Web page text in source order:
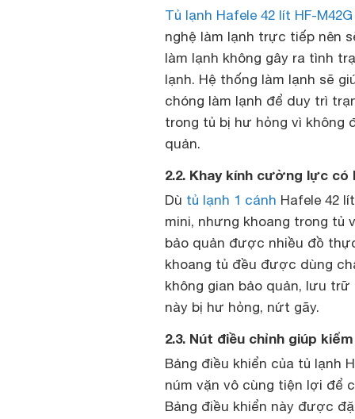
Tủ lạnh Hafele 42 lít HF-M42G
nghệ làm lạnh trực tiếp nên
làm lạnh không gây ra tình
lạnh. Hệ thống làm lạnh sẽ
chóng làm lạnh để duy trì
trong tủ bị hư hỏng vì không
quản.
2.2. Khay kính cường lực
Dù tủ lạnh 1 cánh Hafele 42
mini, nhưng khoang trong tủ
bảo quản được nhiều đồ
khoang tủ đều được dùng
không gian bảo quản, lưu
này bị hư hỏng, nứt gãy.
2.3. Nút điều chỉnh giúp
Bảng điều khiển của tủ lạnh
núm vặn vô cùng tiện lợi để
Bảng điều khiển này được